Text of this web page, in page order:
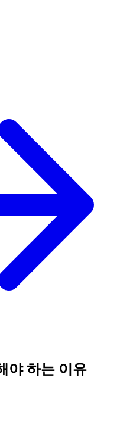
야 하는 이유